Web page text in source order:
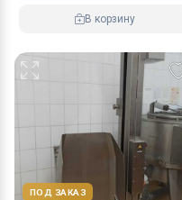
В корзину
ПОД ЗАКАЗ